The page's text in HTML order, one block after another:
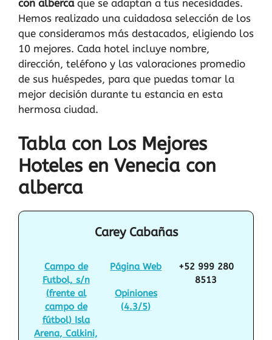
con albercaque se adaptan a tus necesidades.
Hemos realizado una cuidadosa selección de los
que consideramos más destacados, eligiendo los
10 mejores. Cada hotel incluye nombre,
dirección, teléfono y las valoraciones promedio
de sus huéspedes, para que puedas tomar la
mejor decisión durante tu estancia en esta
hermosa ciudad.
Tabla con Los Mejores
Hoteles en Venecia con
alberca
Carey Cabañas
Campo de
Futbol, s/n
(frente al
campo de
fútbol) Isla
Arena, Calkini,
Página Web
Opiniones
(4.3/5)
+52 999 280
8513